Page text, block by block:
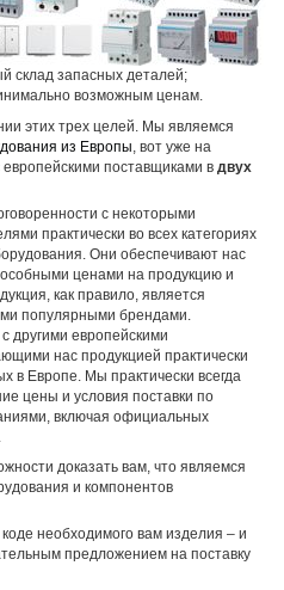
склад запасных деталей;
возможным ценам.
этих трех целей. Мы являемся
из Европы , вот уже на
поставщиками в двух
с некоторыми
практически во всех категориях
Они обеспечивают нас
ценами на продукцию и
как правило, является
популярными брендами.
другими европейскими
нас продукцией практически
в Европе. Мы практически всегда
цены и условия поставки по
включая официальных
доказать вам, что являемся
и компонентов
необходимого вам изделия – и
предложением на поставку